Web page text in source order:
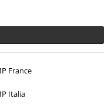
France
Italia